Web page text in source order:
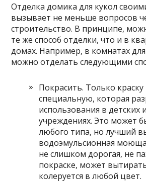
Отделка домика для кукол
вызывает не меньше вопросов
строительство. В принципе,
те же способ отделки, что и в
домах. Например, в комнатах
можно отделать следующими
Покрасить. Только
специальную, которая
использования в детских
учреждениях. Это может
любого типа, но лучший
водоэмульсионная
не слишком дорогая, не
покраске, может
колеруется в любой цвет.